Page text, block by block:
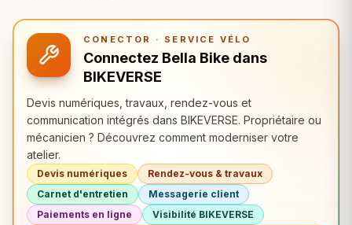
CONECTOR · SERVICE VÉLO
Connectez Bella Bike dans
BIKEVERSE
Devis numériques, travaux, rendez-vous et
communication intégrés dans BIKEVERSE. Propriétaire ou
mécanicien ? Découvrez comment moderniser votre
atelier.
Devis numériques
Rendez-vous & travaux
Carnet d'entretien
Messagerie client
Paiements en ligne
Visibilité BIKEVERSE